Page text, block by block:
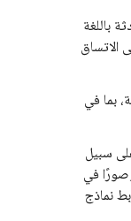
باللغة
الاتساق
بما في
سبيل
في
نماذج